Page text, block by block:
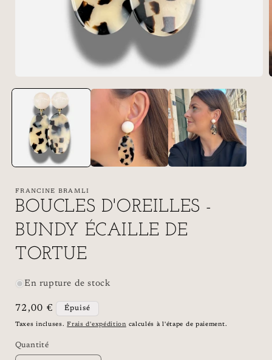
FRANCINE BRAMLI
BOUCLES D'OREILLES -
BUNDY ÉCAILLE DE
TORTUE
En rupture de stock
Prix
habituel
72,00 € Épuisé
Taxes incluses.Frais d'expédition calculés à l'étape de paiement.
Quantité